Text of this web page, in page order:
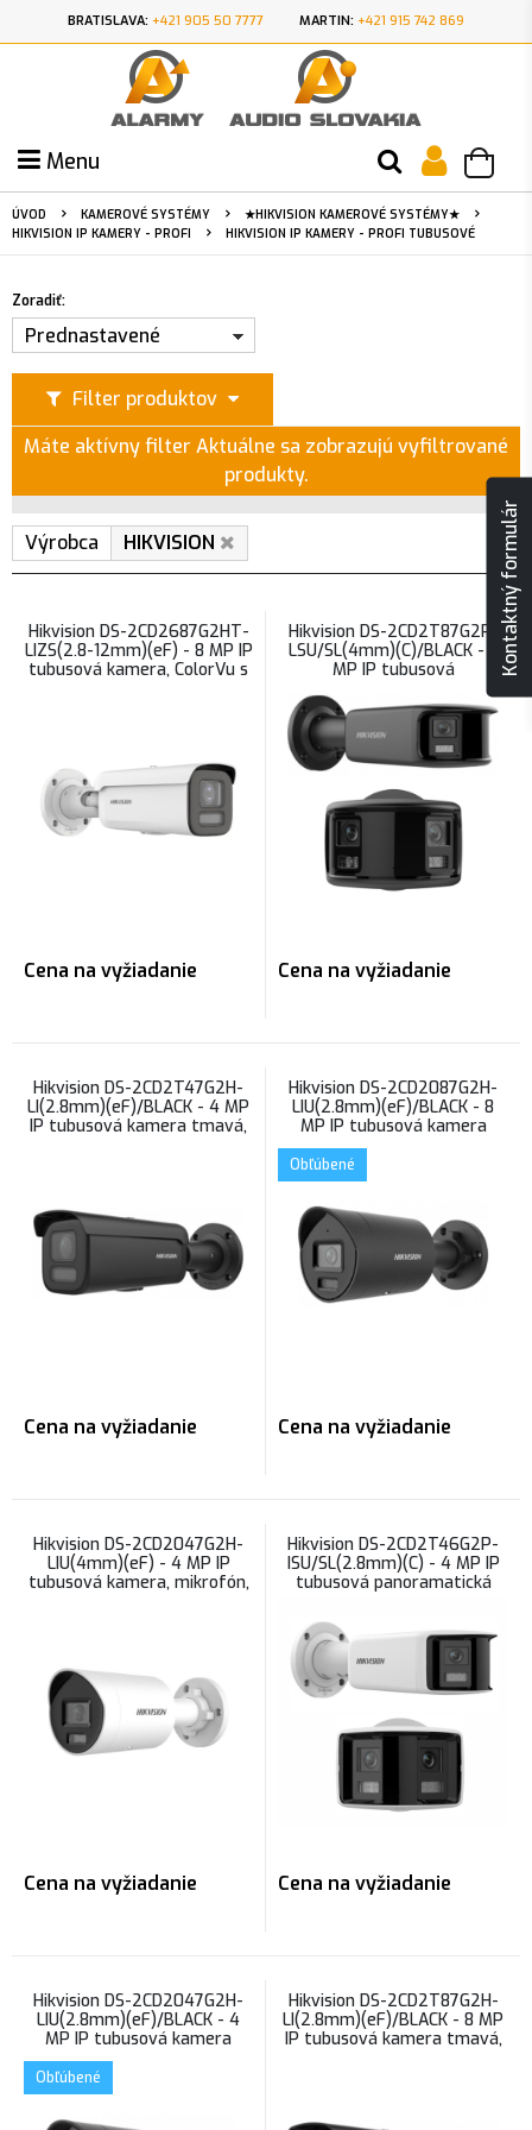
BRATISLAVA: +421 905 50 7777 MARTIN: +421 915 742 869
Menu
ÚVOD KAMEROVÉ SYSTÉMY
★HIKVISION KAMEROVÉ SYSTÉMY★
HIKVISION IP KAMERY - PROFI
HIKVISION IP KAMERY - PROFI TUBUSOVÉ
Filter produktov
Zoradiť:
Prednastavené
Máte aktívny filter Aktuálne sa zobrazujú vyfiltrované
produkty.
Výrobca HIKVISION
Hikvision DS-2CD2687G2HT-
LIZS(2.8-12mm)(eF) - 8 MP IP
tubusová kamera, ColorVu s
Cena na vyžiadanie
Hikvision DS-2CD2T87G2P-
LSU/SL(4mm)(C)/BLACK - 8
MP IP tubusová
tmavá, AcuSense, ColorVu
Cena na vyžiadanie
Hikvision DS-2CD2T47G2H-
LI(2.8mm)(eF)/BLACK - 4 MP
IP tubusová kamera tmavá,
Cena na vyžiadanie
Hikvision DS-2CD2087G2H-
LIU(2.8mm)(eF)/BLACK - 8
MP IP tubusová kamera
tmavá, mikrofón, ColorVu s
hybridným prísvitom
Obľúbené
Cena na vyžiadanie
Hikvision DS-2CD2047G2H-
LIU(4mm)(eF) - 4 MP IP
tubusová kamera, mikrofón,
Cena na vyžiadanie
Hikvision DS-2CD2T46G2P-
ISU/SL(2.8mm)(C) - 4 MP IP
tubusová panoramatická
Cena na vyžiadanie
Hikvision DS-2CD2047G2H-
LIU(2.8mm)(eF)/BLACK - 4
MP IP tubusová kamera
tmavá, mikrofón, ColorVu s
hybridným prísvitom
Obľúbené
Hikvision DS-2CD2T87G2H-
LI(2.8mm)(eF)/BLACK - 8 MP
IP tubusová kamera tmavá,
Kontaktný formulár